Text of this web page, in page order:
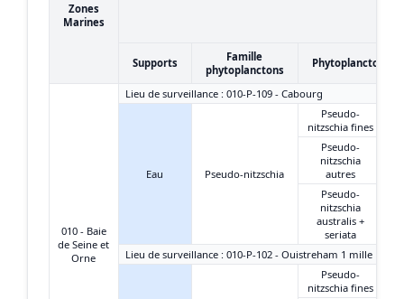
Zones
Marines
Supports
Famille
phytoplanctons
Phytoplanctons
010 - Baie
de Seine et
Orne
Lieu de surveillance : 010-P-109 - Cabourg
Eau Pseudo-nitzschia
Pseudo-
nitzschia fines
Pseudo-
nitzschia
autres
Pseudo-
nitzschia
australis +
seriata
Lieu de surveillance : 010-P-102 - Ouistreham 1 mille
Pseudo-
nitzschia fines